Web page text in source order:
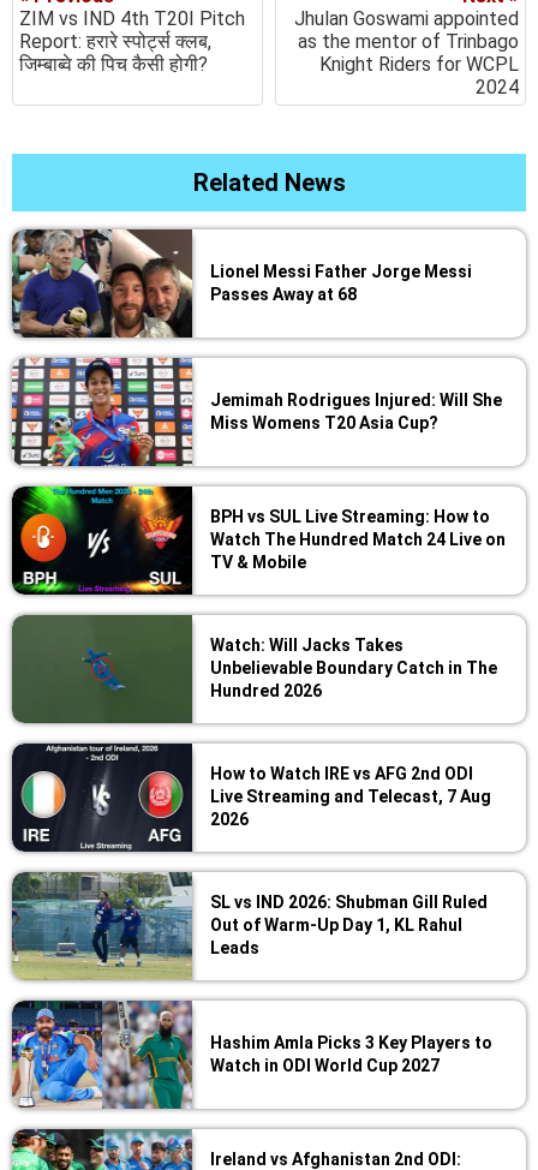
ZIM vs IND 4th T20I Pitch
Report: हरारे स्पोर्ट्स क्लब,
जिम्बाब्वे की पिच कैसी होगी?
Jhulan Goswami appointed
as the mentor of Trinbago
Knight Riders for WCPL
2024
Related News
Lionel Messi Father Jorge Messi
Passes Away at 68
Jemimah Rodrigues Injured: Will She
Miss Womens T20 Asia Cup?
BPH vs SUL Live Streaming: How to
Watch The Hundred Match 24 Live on
TV & Mobile
Watch: Will Jacks Takes
Unbelievable Boundary Catch in The
Hundred 2026
How to Watch IRE vs AFG 2nd ODI
Live Streaming and Telecast, 7 Aug
2026
SL vs IND 2026: Shubman Gill Ruled
Out of Warm-Up Day 1, KL Rahul
Leads
Hashim Amla Picks 3 Key Players to
Watch in ODI World Cup 2027
Ireland vs Afghanistan 2nd ODI: